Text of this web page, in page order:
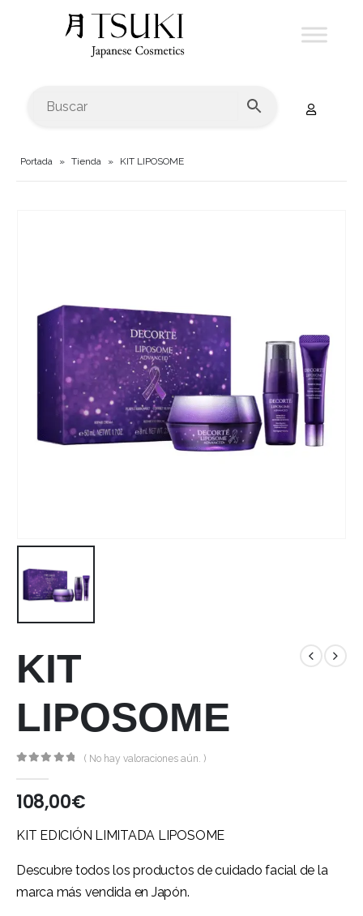
Portada » Tienda » KIT LIPOSOME
KIT
LIPOSOME
( No hay valoraciones aún. )
108,00€
KIT EDICIÓN LIMITADA LIPOSOME
Descubre todos los productos de cuidado facial de la
marca más vendida en Japón.